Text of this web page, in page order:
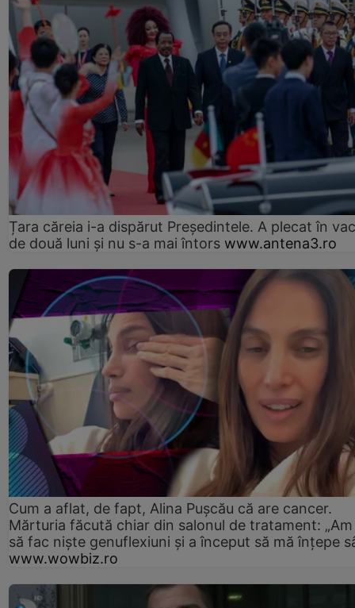
Țara căreia i-a dispărut Președintele. A plecat în
de două luni și nu s-a mai întors www.antena3.ro
Cum a aflat, de fapt, Alina Pușcău că are cancer.
Mărturia făcută chiar din salonul de tratament:
să fac niște genuflexiuni și a început să mă înțepe
www.wowbiz.ro